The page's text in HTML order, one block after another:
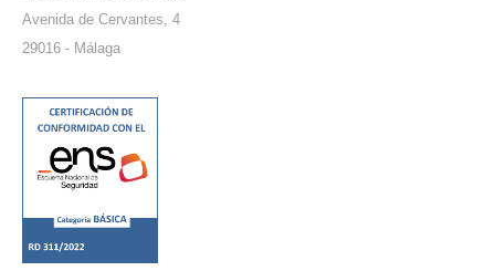
Avenida de Cervantes, 4
29016 - Málaga